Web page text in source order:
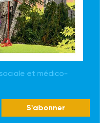
et médico-
S'abonner